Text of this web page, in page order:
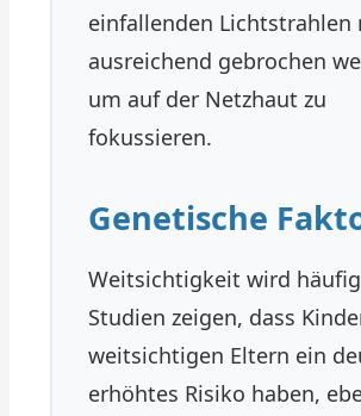
einfallenden Lichtstrahlen
ausreichend gebrochen
um auf der Netzhaut zu
fokussieren.
Genetische
Weitsichtigkeit wird
Studien zeigen, dass
weitsichtigen Eltern ein
erhöhtes Risiko haben,